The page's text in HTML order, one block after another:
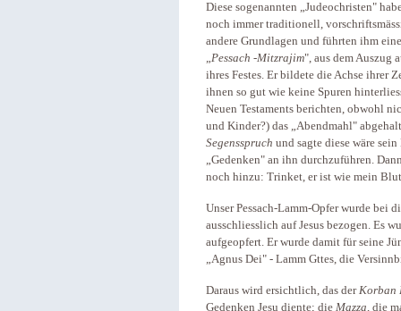
Diese sogenannten „Judeochristen"
noch immer traditionell,
andere Grundlagen und führten ihm
„Pessach -Mitzrajim", aus dem Auszug
ihres Festes. Er bildete die Achse ihrer
ihnen so gut wie keine Spuren
Neuen Testaments berichten, obwohl
und Kinder?) das „Abendmahl"
Segensspruch und sagte diese wäre
„Gedenken" an ihn durchzuführen.
noch hinzu: Trinket, er ist wie mein
Unser Pessach-Lamm-Opfer wurde bei
ausschliesslich auf Jesus bezogen. Es
aufgeopfert. Er wurde damit für seine
„Agnus Dei" - Lamm Gttes, die
Daraus wird ersichtlich, das derKorban
Gedenken Jesu diente; die Mazza, die